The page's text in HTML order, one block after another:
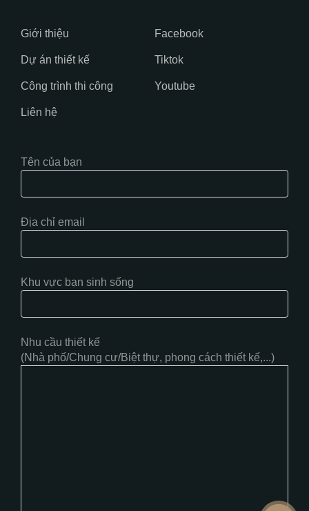
Giới thiệu
Dự án thiết kế
Công trình thi công
Liên hệ
Facebook
Tiktok
Youtube
Tên của bạn
Địa chỉ email
Khu vực bạn sinh sống
Nhu cầu thiết kế
(Nhà phố/Chung cư/Biệt thự, phong cách thiết kế,...)